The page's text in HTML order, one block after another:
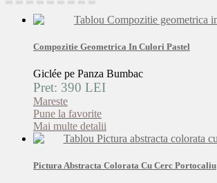
Compozitie Geometrica In Culori Pastel
Giclée pe Panza Bumbac
Pret: 390 LEI
Mareste
Pune la favorite
Mai multe detalii
Pictura Abstracta Colorata Cu Cerc Portocaliu